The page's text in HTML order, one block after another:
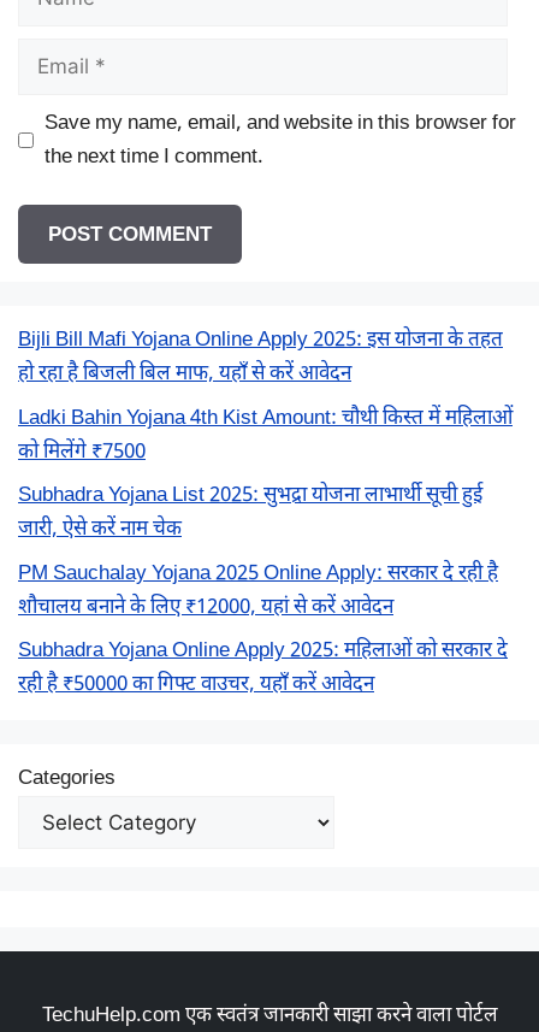
Email
Save my name, email, and website in this browser for
the next time I comment.
Bijli Bill Mafi Yojana Online Apply 2025: इस योजना के तहत
हो रहा है बिजली बिल माफ, यहाँ से करें आवेदन
Ladki Bahin Yojana 4th Kist Amount: चौथी किस्त में महिलाओं
को मिलेंगे ₹7500
Subhadra Yojana List 2025: सुभद्रा योजना लाभार्थी सूची हुई
जारी, ऐसे करें नाम चेक
PM Sauchalay Yojana 2025 Online Apply: सरकार दे रही है
शौचालय बनाने के लिए ₹12000, यहां से करें आवेदन
Subhadra Yojana Online Apply 2025: महिलाओं को सरकार दे
रही है ₹50000 का गिफ्ट वाउचर, यहाँ करें आवेदन
Categories
TechuHelp.com एक स्वतंत्र जानकारी साझा करने वाला पोर्टल